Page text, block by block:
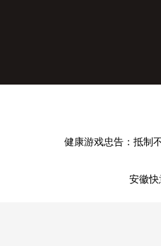
健康游戏忠告：抵制
安徽快